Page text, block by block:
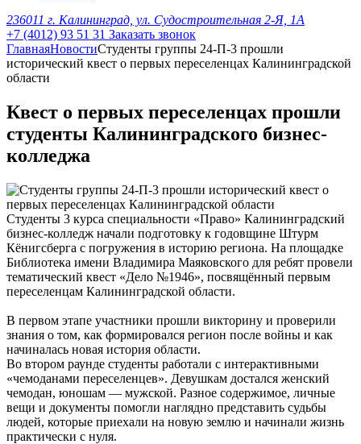
236011 г. Калининград, ул. Судостроительная 2-Я, 1А
+7 (4012) 93 51 31 Заказать звонок
ГлавнаяНовостиСтуденты группы 24-П-3 прошли
исторический квест о первых переселенцах Калининградской
области
Квест о первых переселенцах прошли
студенты Калининградского бизнес-
колледжа
Студенты 3 курса специальности «Право» Калининградский
бизнес-колледж начали подготовку к годовщине Штурм
Кёнигсберга с погружения в историю региона. На площадке
Библиотека имени Владимира Маяковского для ребят провели
тематический квест «Дело №1946», посвящённый первым
переселенцам Калининградской области.
В первом этапе участники прошли викторину и проверили
знания о том, как формировался регион после войны и как
начиналась новая история области.
Во втором раунде студенты работали с интерактивными
«чемоданами переселенцев». Девушкам достался женский
чемодан, юношам — мужской. Разное содержимое, личные
вещи и документы помогли наглядно представить судьбы
людей, которые приехали на новую землю и начинали жизнь
практически с нуля.